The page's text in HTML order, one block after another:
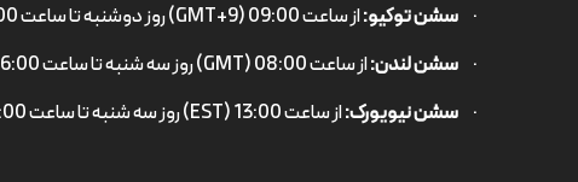
·سشن توکیو:از ساعت 09:00 (GMT+9) روز دوشنبه تا ساعت 17:00 (GMT+9) روز سه شنبه
·سشن لندن:از ساعت 08:00 (GMT) روز سه شنبه تا ساعت 16:00 (GMT) روز چهارشنبه
·سشن نیویورک:از ساعت 13:00 (EST) روز سه شنبه تا ساعت 21:00 (EST) روز چهارشنبه